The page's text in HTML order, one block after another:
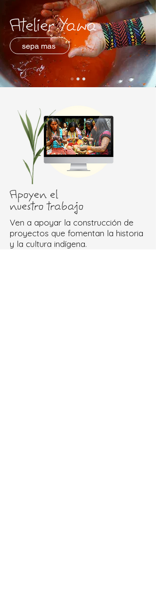
Atelier Yawa
sepa mas
Apoyen el
nuestro trabajo
Ven a apoyar la construcción de
proyectos que fomentan la historia
y la cultura indígena.